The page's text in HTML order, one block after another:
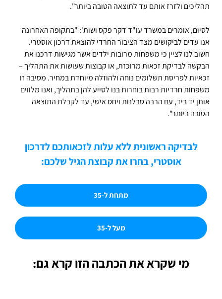
תהליכים ולזרז אותם עד לתוצאה הטובה ביותר".
לסיום, אומרים במשרד עו"ד דקר פקס ושות': "בתקופה האחרונה
אנו עדים לביקושים מצד הציבור החרדי להוצאת דרכון אוסטרי.
חשוב לנו לציין כי משפחות מרובות ילדים אשר מגישות דרכנו את
הבקשה לבדיקת זכאות מרוכזת, או קבוצות שעושות את התהליך –
זכאיות לפריסת תשלומים נוחה ולהוזלה מיוחדת במחיר. מסיבה זו
משפחות חרדיות רבות בוחרות בנו לסייע להן בתהליך, ואנו מלווים
אותן יד ביד, עם הרבה סבלנות ויחס אישי, עד לקבלת התוצאה
הטובה ביותר".
לבדיקה ראשונית ללא עלות לזכאותכם לדרכון
אוסטרי, בחרו את קבוצת הגיל שלכם:
מתחת ל-35
מעל ל-35
מי שקרא את הכתבה הזו קרא גם: